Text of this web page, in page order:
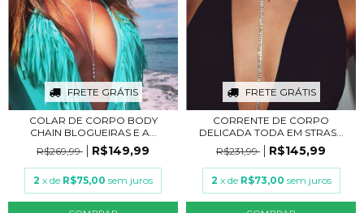
FRETE GRÁTIS
COLAR DE CORPO BODY
CHAIN BLOGUEIRAS E A...
R$269,99
R$149,99
2 x de R$75,00 sem juros
FRETE GRÁTIS
CORRENTE DE CORPO
DELICADA TODA EM STRAS...
R$231,99
R$145,99
2 x de R$73,00 sem juros